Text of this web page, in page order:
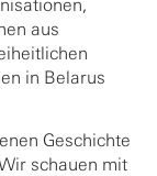
aus
in Belarus
Geschichte
schauen mit